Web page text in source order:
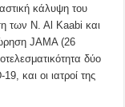
κάλυψη του
των N. Al Kaabi και
JAMA (26
δύο
και οι ιατροί της